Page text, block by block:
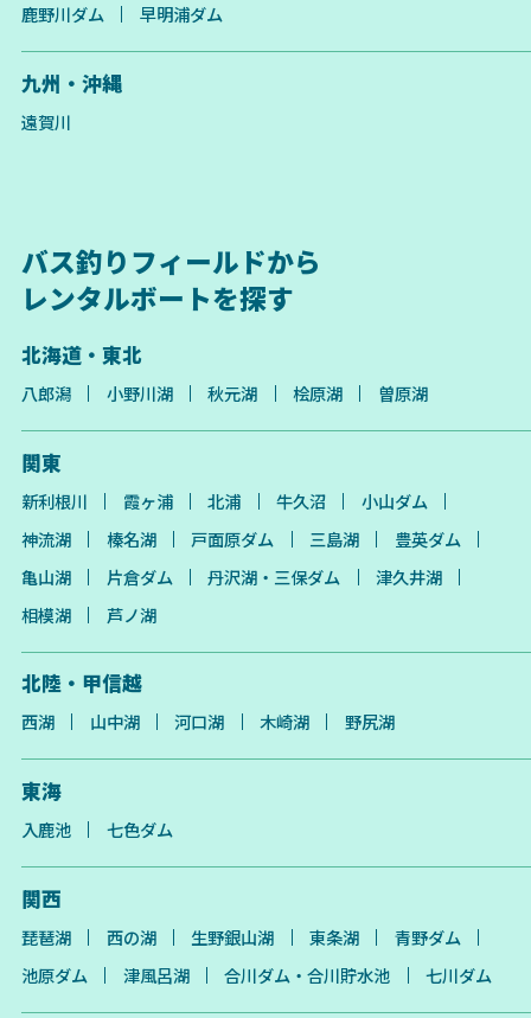
鹿野川ダム
早明浦ダム
九州・沖縄
遠賀川
バス釣りフィールドから
レンタルボートを探す
北海道・東北
八郎潟 小野川湖 秋元湖 桧原湖 曽原湖
関東
新利根川 霞ヶ浦 北浦 牛久沼
小山ダム
神流湖
榛名湖 戸面原ダム 三島湖
豊英ダム
亀山湖
片倉ダム 丹沢湖・三保ダム
津久井湖
相模湖
芦ノ湖
北陸・甲信越
西湖 山中湖 河口湖 木崎湖 野尻湖
東海
入鹿池 七色ダム
関西
琵琶湖 西の湖 生野銀山湖 東条湖
青野ダム
池原ダム
津風呂湖 合川ダム・合川貯水池 七川ダム